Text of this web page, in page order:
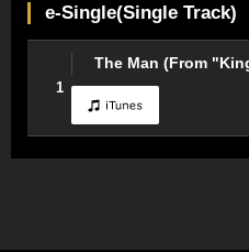
e-Single(Single Track)
1
The Man (From